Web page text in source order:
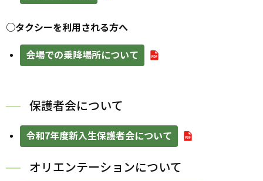
○タクシーを利用される方へ
会場での乗降場所について
保護者会について
令和7年度新入生保護者会について
オリエンテーションについて